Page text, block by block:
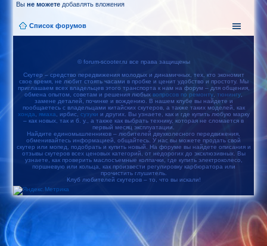
Выне можете добавлять вложения
Список форумов
© forum-scooter.ru все права защищены
Скутер – средство передвижения молодых и динамичных, тех, кто экономит
свое время, не любит стоять часами в пробке и ценит удобство и простоту. Мы
приглашаем всех владельцев этого транспорта к нам на форум – для общения,
обмена опытом, советам и решения любых вопросов по ремонту тюнингу
замене деталей, починке и вождению. В нашем клубе вы найдете и
пообщаетесь с владельцами китайских скутеров, а также таких моделей, как
хонда
ямаха , ирбис, сузуки и других. Вы узнаете, как и где купить любую марку
– как новых, так и б. у., а также как выбрать технику, которая не сломается в
первый месяц эксплуатации.
Найдите единомышленников – любителей двухколесного передвижения,
обменивайтесь информацией, общайтесь. У нас вы можете продать свой
скутер или мопед, подобрать и купить новый. На форуме вы найдете описания и
отзывы скутеров всех ценовых категорий, от недорогих до эксклюзивных. Вы
узнаете, как проверить маслосъемные колпачки, где купить электроколесо,
поршневую или кольца, как произвести регулировку карбюратора или
прочистить глушитель.
Клуб любителей скутеров – то, что вы искали!